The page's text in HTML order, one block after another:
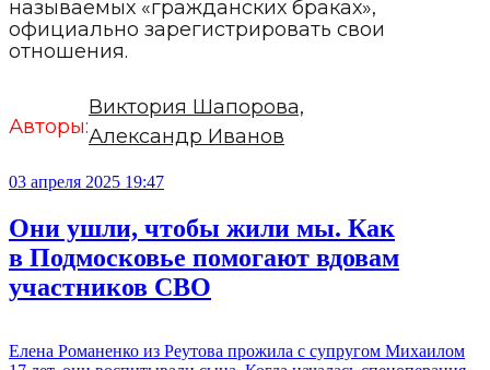
называемых «гражданских браках»,
официально зарегистрировать свои
отношения.
Авторы:
Виктория Шапорова,
Александр Иванов
03 апреля 2025 19:47
Они ушли, чтобы жили мы. Как
в Подмосковье помогают вдовам
участников СВО
Елена Романенко из Реутова прожила с супругом Михаилом